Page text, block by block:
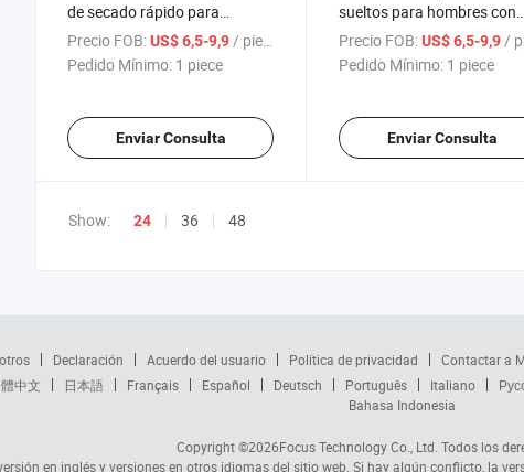
de secado rápido para
hombres, sueltos, para el
gimnasio y casuales
Precio FOB:US$ 6,5-9,9/ piece
Pedido Mínimo: 1 piece
Enviar Consulta
sueltos para hombres con
logo personalizado,
transpirables, cortos de
running casuales para
Precio FOB: US$ 6,5-9,9 /
Pedido Mínimo: 1 piece
Enviar Consulta
Show: 24 36 48
Declaración Acuerdo del usuario Política de privacidad Contactar a
中文 日本語 Français Español Deutsch Português Italiano
Bahasa Indonesia
Copyright ©2026Focus Technology Co., Ltd. Todos los
en inglés y versiones en otros idiomas del sitio web. Si hay algún conflicto, la